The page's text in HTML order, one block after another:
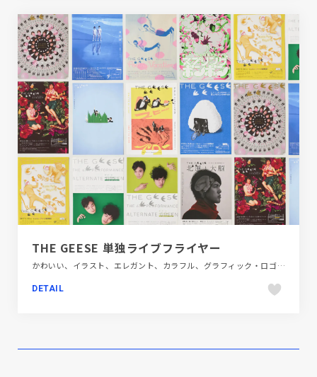
THE GEESE 単独ライブフライヤー
かわいい、イラスト、エレガント、カラフル、グラフィック・ロゴ、タイポグラフィー、ダイナミック、デザイン・アート・音楽・文芸、大きめ写真
DETAIL